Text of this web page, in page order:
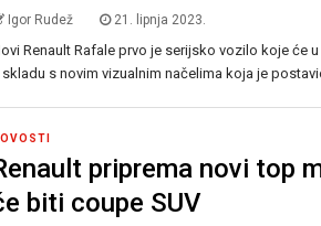
Igor Rudež 21. lipnja 2023.
Renault Rafale prvo je serijsko vozilo koje će
skladu s novim vizualnim načelima koja je
priprema novi top
biti coupe SUV